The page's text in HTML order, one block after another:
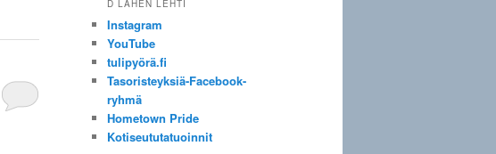
D LAHEN LEHTI
Instagram
YouTube
tulipyörä.fi
Tasoristeyksiä-Facebook-
ryhmä
Hometown Pride
Kotiseututatuoinnit